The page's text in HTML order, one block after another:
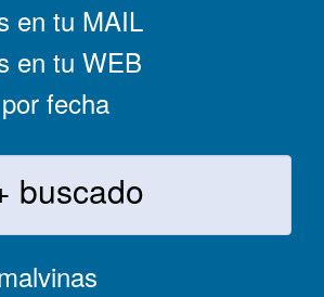
en tu MAIL
en tu WEB
fecha
buscado